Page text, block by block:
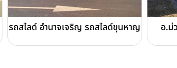
รถสไลด์ อำนาจเจริญ รถสไลด์ขุนหาญ อ.ม่